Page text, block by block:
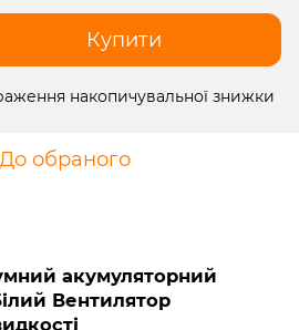
Купити
накопичувальної знижки
До обраного
акумуляторний
Вентилятор